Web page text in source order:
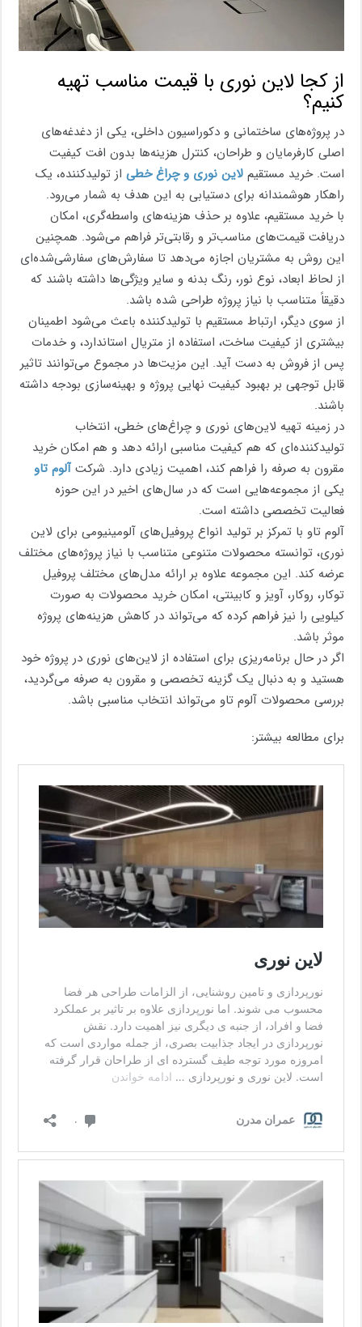
از کجا لاین نوری با قیمت مناسب تهیه
کنیم؟
در پروژه‌های ساختمانی و دکوراسیون داخلی، یکی از دغدغه‌های
اصلی کارفرمایان و طراحان، کنترل هزینه‌ها بدون افت کیفیت
است. خرید مستقیملاین‌ نوری و چراغ‌ خطی از تولیدکننده، یک
راهکار هوشمندانه برای دستیابی به این هدف به شمار می‌رود.
با خرید مستقیم، علاوه بر حذف هزینه‌های واسطه‌گری، امکان
دریافت قیمت‌های مناسب‌تر و رقابتی‌تر فراهم می‌شود. همچنین
این روش به مشتریان اجازه می‌دهد تا سفارش‌های سفارشی‌شده‌ای
از لحاظ ابعاد، نوع نور، رنگ بدنه و سایر ویژگی‌ها داشته باشند که
دقیقاً متناسب با نیاز پروژه طراحی شده باشد.
از سوی دیگر، ارتباط مستقیم با تولیدکننده باعث می‌شود اطمینان
بیشتری از کیفیت ساخت، استفاده از متریال استاندارد، و خدمات
پس از فروش به دست آید. این مزیت‌ها در مجموع می‌توانند تاثیر
قابل توجهی بر بهبود کیفیت نهایی پروژه و بهینه‌سازی بودجه داشته
باشند.
در زمینه تهیه لاین‌های نوری و چراغ‌های خطی، انتخاب
تولیدکننده‌ای که هم کیفیت مناسبی ارائه دهد و هم امکان خرید
مقرون به صرفه را فراهم کند، اهمیت زیادی دارد. شرکتآلوم تاو
یکی از مجموعه‌هایی است که در سال‌های اخیر در این حوزه
فعالیت تخصصی داشته است.
آلوم تاو با تمرکز بر تولید انواع پروفیل‌های آلومینیومی برای لاین
نوری، توانسته محصولات متنوعی متناسب با نیاز پروژه‌های مختلف
عرضه کند. این مجموعه علاوه بر ارائه مدل‌های مختلف پروفیل
توکار، روکار، آویز و کابینتی، امکان خرید محصولات به صورت
کیلویی را نیز فراهم کرده که می‌تواند در کاهش هزینه‌های پروژه
موثر باشد.
اگر در حال برنامه‌ریزی برای استفاده از لاین‌های نوری در پروژه خود
هستید و به دنبال یک گزینه تخصصی و مقرون به صرفه می‌گردید،
بررسی محصولات آلوم تاو می‌تواند انتخاب مناسبی باشد.
برای مطالعه بیشتر: